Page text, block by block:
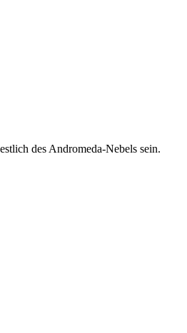
des Andromeda-Nebels sein.